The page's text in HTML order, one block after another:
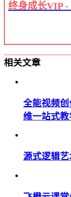
终身成长VIP
相关文章
全能视频
维一站式
源式逻辑